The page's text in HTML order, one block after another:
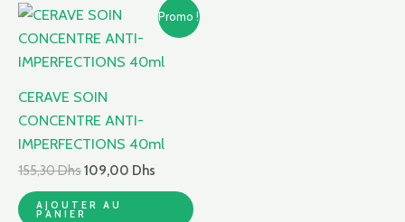
Promo !
CERAVE SOIN
CONCENTRE ANTI-
IMPERFECTIONS 40ml
155,30Dhs
Le
initial
était :
109,00 Dhs
Le
prix
est :
AJOUTER AU
PANIER